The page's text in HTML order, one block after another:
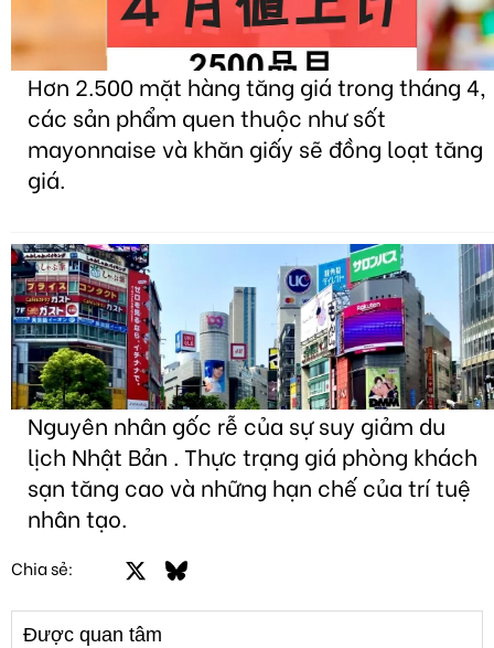
Hơn 2.500 mặt hàng tăng giá trong tháng 4,
các sản phẩm quen thuộc như sốt
mayonnaise và khăn giấy sẽ đồng loạt tăng
giá.
Nguyên nhân gốc rễ của sự suy giảm du
lịch Nhật Bản . Thực trạng giá phòng khách
sạn tăng cao và những hạn chế của trí tuệ
nhân tạo.
Chia sẻ: FacebookBluesky
Được quan tâm